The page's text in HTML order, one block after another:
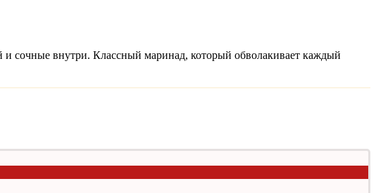
сочные внутри. Классный маринад, который обволакивает каждый